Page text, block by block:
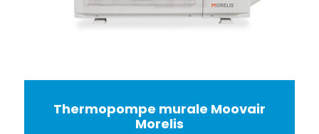
Thermopompe murale Moovair
Morelis